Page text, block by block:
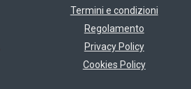
Termini e condizioni
Regolamento
Privacy Policy
Cookies Policy